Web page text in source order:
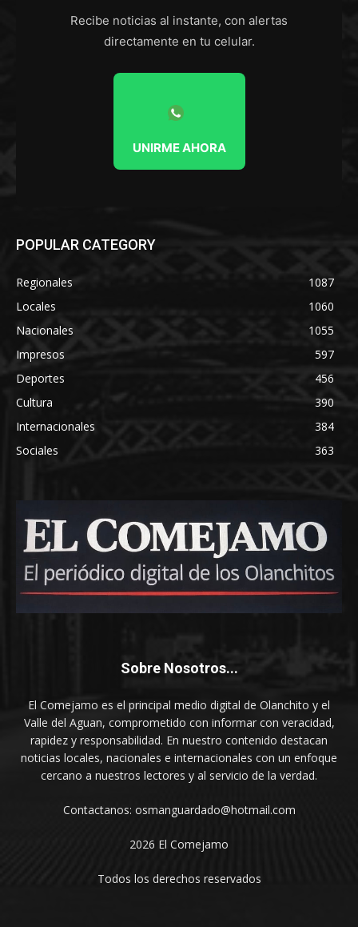
Recibe noticias al instante, con alertas
directamente en tu celular.
UNIRME AHORA
POPULAR CATEGORY
Regionales
1087
Locales
1060
Nacionales
1055
Impresos
597
Deportes
456
Cultura
390
Internacionales
384
Sociales
363
Sobre Nosotros...
El Comejamo es el principal medio digital de Olanchito y el
Valle del Aguan, comprometido con informar con veracidad,
rapidez y responsabilidad. En nuestro contenido destacan
noticias locales, nacionales e internacionales con un enfoque
cercano a nuestros lectores y al servicio de la verdad.
Contactanos: osmanguardado@hotmail.com
2026 El Comejamo
Todos los derechos reservados